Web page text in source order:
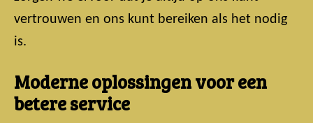
vertrouwen en ons kunt bereiken als het nodig
is.
Moderne oplossingen voor een
betere service